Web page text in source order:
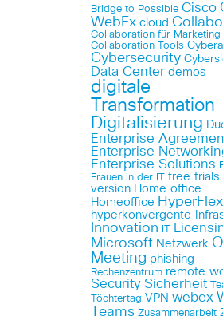
Bridge to Possible Cisco
WebEx cloud
Collaboration für Marketing
Collaboration Tools
Cybersecurity
Data Center demos
digitale
Transformation
Digitalisierung
Enterprise
Enterprise
Enterprise Solutions
Frauen in der IT
free trials
version Home office
Homeoffice HyperFlex
hyperkonvergente
Innovation
Microsoft Netzwerk
Meeting phishing
Rechenzentrum remote
Security Sicherheit
Töchtertag VPN webex
Teams Zusammenarbeit